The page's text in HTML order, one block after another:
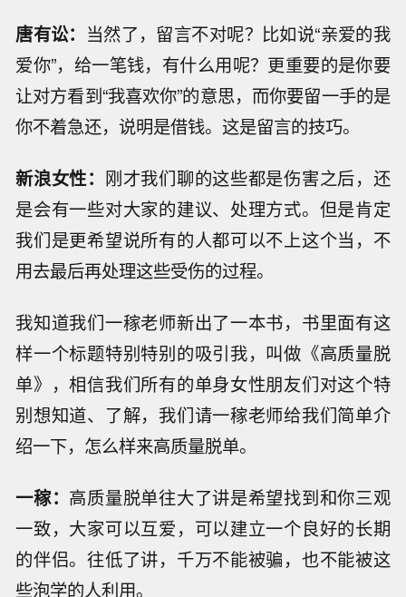
唐有讼： 当然了，留言不对呢？比如说“亲爱的我
爱你”，给一笔钱，有什么用呢？更重要的是你要
让对方看到“我喜欢你”的意思，而你要留一手的是
你不着急还，说明是借钱。这是留言的技巧。
新浪女性： 刚才我们聊的这些都是伤害之后，还
是会有一些对大家的建议、处理方式。但是肯定
我们是更希望说所有的人都可以不上这个当，不
用去最后再处理这些受伤的过程。
我知道我们一稼老师新出了一本书，书里面有这
样一个标题特别特别的吸引我，叫做《高质量脱
单》，相信我们所有的单身女性朋友们对这个特
别想知道、了解，我们请一稼老师给我们简单介
绍一下，怎么样来高质量脱单。
一稼： 高质量脱单往大了讲是希望找到和你三观
一致，大家可以互爱，可以建立一个良好的长期
的伴侣。往低了讲，千万不能被骗，也不能被这
些泡学的人利用。